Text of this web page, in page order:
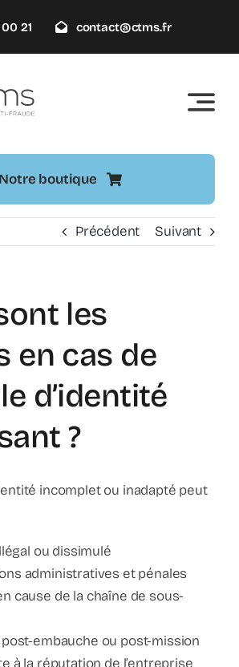
21 contact@ctms.fr
Notre boutique
Précédent Suivant
les
en cas de
d’identité
?
incomplet ou inadapté peut
ou dissimulé
administratives et pénales
cause de la chaîne de sous-
embauche ou post-mission
à la réputation de l’entreprise